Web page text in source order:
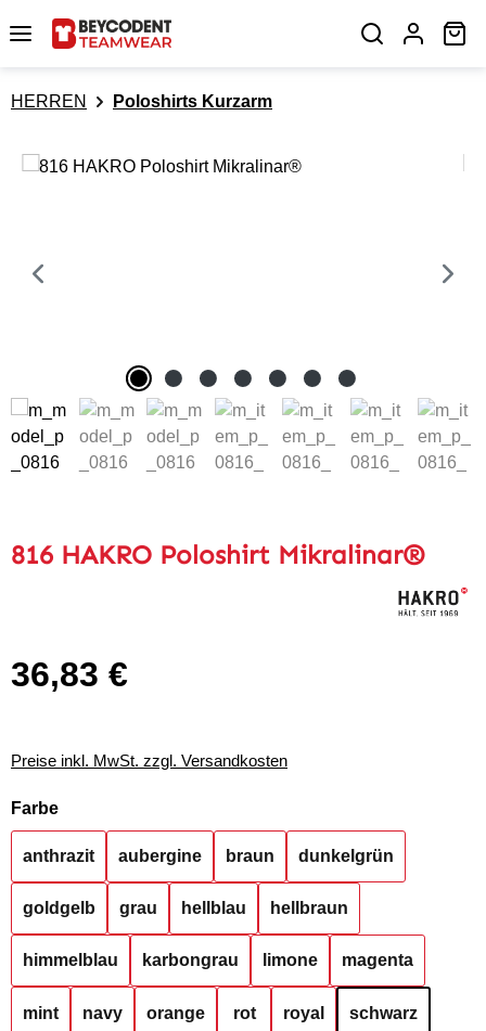
Zum Hauptinhalt springen
HERREN Poloshirts Kurzarm
Bildergalerie überspringen
816 HAKRO Poloshirt Mikralinar®
Regulärer Preis:
36,83 €
Preise inkl. MwSt. zzgl. Versandkosten
Farbeauswählen
anthrazit aubergine braun dunkelgrün
goldgelb grau hellblau hellbraun
himmelblau karbongrau limone magenta
mint navy orange rot royal schwarz